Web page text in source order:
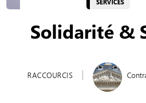
SERVICES
Solidarité &
RACCOURCIS